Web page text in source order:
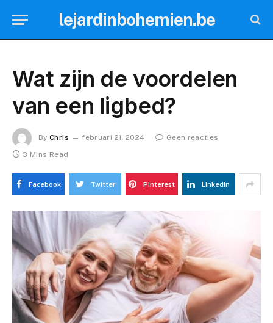
lejardinbohemien.be
Wat zijn de voordelen
van een ligbed?
By Chris februari 21, 2024
Geen reacties
3 Mins Read
Facebook Twitter Pinterest LinkedIn